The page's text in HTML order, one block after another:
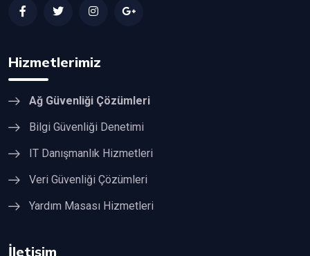
Hizmetlerimiz
Ağ Güvenliği Çözümleri
Bilgi Güvenliği Denetimi
IT Danışmanlık Hizmetleri
Veri Güvenliği Çözümleri
Yardım Masası Hizmetleri
İletişim